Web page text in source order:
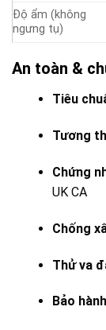
Độ ẩm (không
ngưng tụ)
An toàn &
Tiêu
Tương
Chứng
UK CA
Chống
Thử va
Bảo